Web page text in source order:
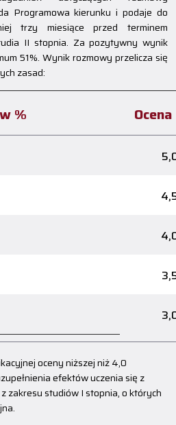
Programowa kierunku i podaje do
trzy miesiące przed terminem
II stopnia. Za pozytywny wynik
51%. Wynik rozmowy przelicza się
zasad:
% Ocena
oceny niższej niż 4,0
efektów uczenia się z
zakresu studiów I stopnia, o których